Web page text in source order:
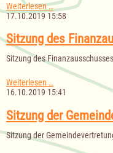
Weiterlesen …Hauptsatzung
der
Ziethen
17.10.2019 15:58
Sitzung des
Sitzung des
Weiterlesen …Sitzung
des
am
15.10.2019
16.10.2019 15:41
Sitzung der
Sitzung der